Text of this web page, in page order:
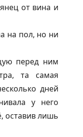
от вина и
на пол, но ни
перед ним
та самая
дней
у него
оставив лишь